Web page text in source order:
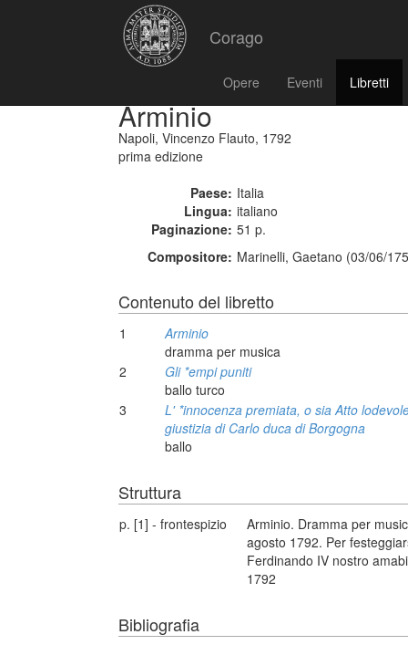
Corago
Opere Eventi Libretti
Arminio
Napoli, Vincenzo Flauto, 1792
prima edizione
Paese: Italia
Lingua: italiano
Paginazione: 51 p.
Compositore: Marinelli, Gaetano (03/06/
Contenuto del libretto
1
Arminio
dramma per musica
2
Gli *empi puniti
ballo turco
3
L' *innocenza premiata, o sia Atto
giustizia di Carlo duca di Borgogna
ballo
Struttura
p. [1] - frontespizio
Arminio. Dramma per
agosto 1792. Per
Ferdinando IV nostro
1792
Bibliografia